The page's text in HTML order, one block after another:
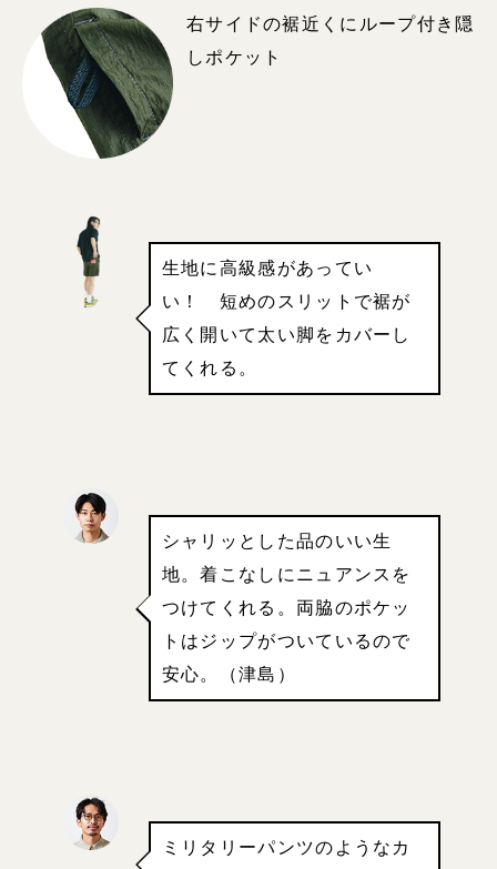
右サイドの裾近くにループ付き隠
しポケット
生地に高級感があってい
い！ 短めのスリットで裾が
広く開いて太い脚をカバーし
てくれる。
シャリッとした品のいい生
地。着こなしにニュアンスを
つけてくれる。両脇のポケッ
トはジップがついているので
安心。（津島）
ミリタリーパンツのようなカ